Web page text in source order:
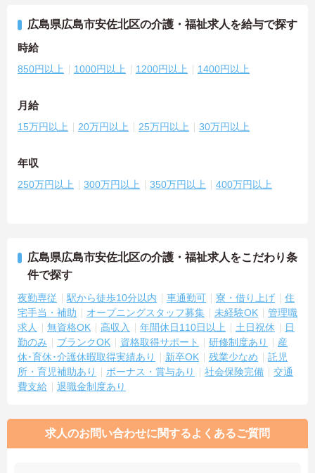
広島県広島市安佐北区の介護・福祉求人を給与で探す
時給
850円以上 1000円以上 1200円以上 1400円以上
月給
15万円以上 20万円以上 25万円以上 30万円以上
年収
250万円以上 300万円以上 350万円以上 400万円以上
広島県広島市安佐北区の介護・福祉求人をこだわり条
件で探す
夜勤専従 駅から徒歩10分以内 車通勤可 寮・借り上げ
住
宅手当・補助
オープニングスタッフ募集 未経験OK
管理職
求人
無資格OK 高収入 年間休日110日以上 土日祝休
日
勤のみ
ブランクOK 資格取得サポート 研修制度あり
産
休･育休･介護休暇取得実績あり
新卒OK 残業少なめ
託児
所・育児補助あり
ボーナス・賞与あり 社会保険完備
交通
費支給
退職金制度あり
求人のお問い合わせに関するよくあるご質問